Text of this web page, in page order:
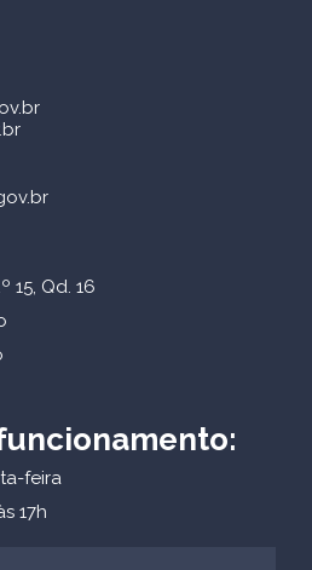
15, Qd. 16
feira
17h